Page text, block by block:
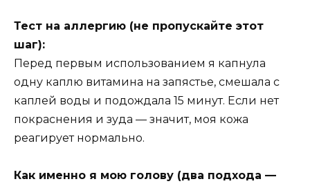
Тест на аллергию (не пропускайте этот
шаг):
Перед первым использованием я капнула
одну каплю витамина на запястье, смешала с
каплей воды и подождала 15 минут. Если нет
покраснения и зуда — значит, моя кожа
реагирует нормально.
Как именно я мою голову (два подхода —